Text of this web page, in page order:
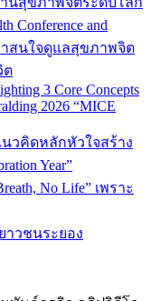
Conference and
าสนใจดูแลสุขภาพจิต
ต
3 Core Concepts
2026 “MICE
นวคิดหลักหัวใจสร้าง
Year”
No Life” เพราะ
าวชนระยอง